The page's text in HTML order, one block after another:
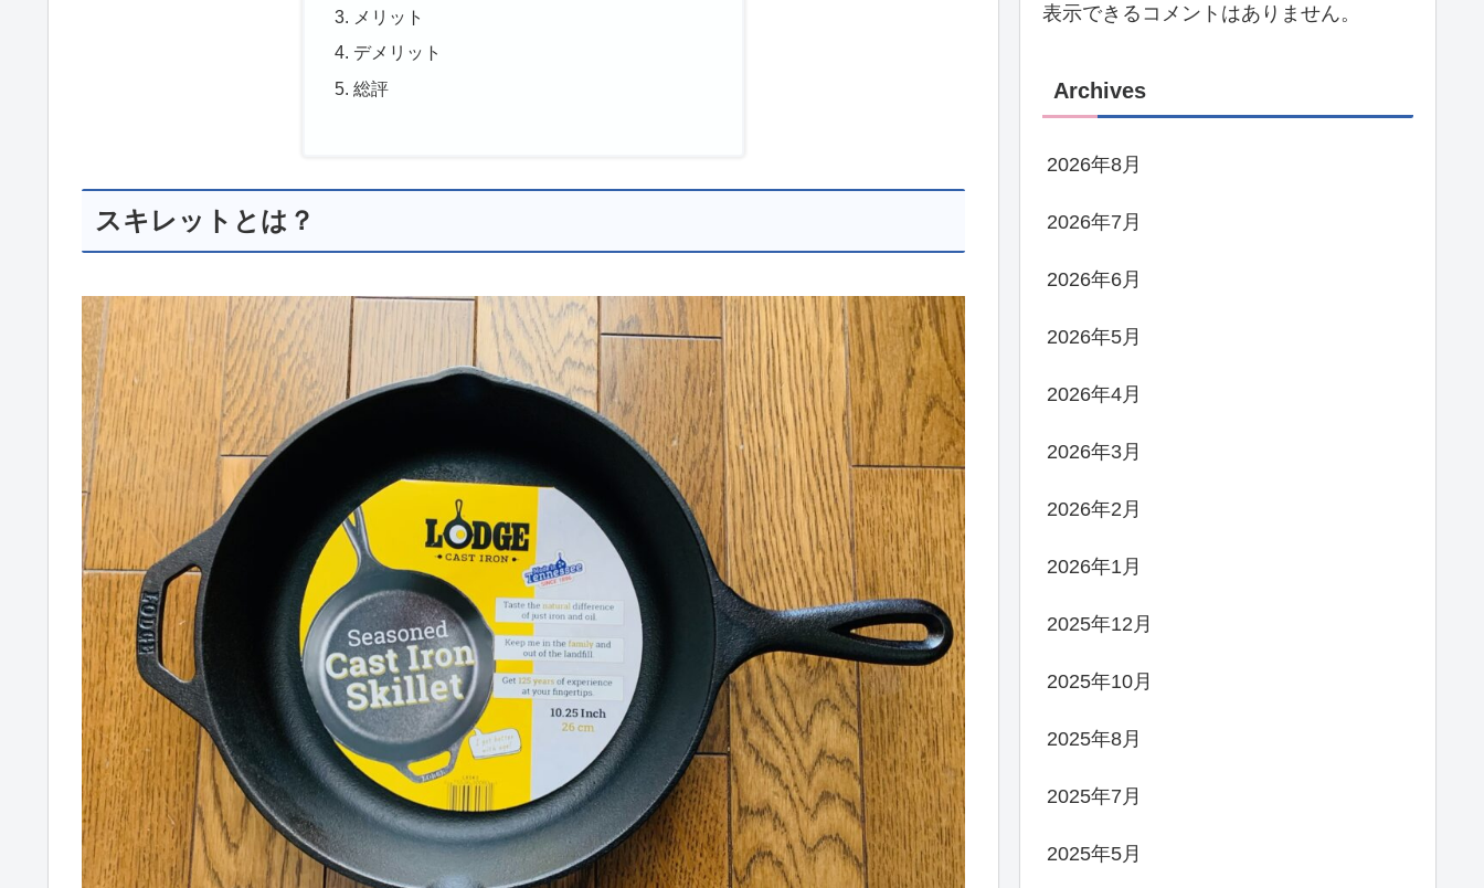
メリット
デメリット
総評
スキレットとは？
表示できるコメントはありません。
Archives
2026年8月
2026年7月
2026年6月
2026年5月
2026年4月
2026年3月
2026年2月
2026年1月
2025年12月
2025年10月
2025年8月
2025年7月
2025年5月